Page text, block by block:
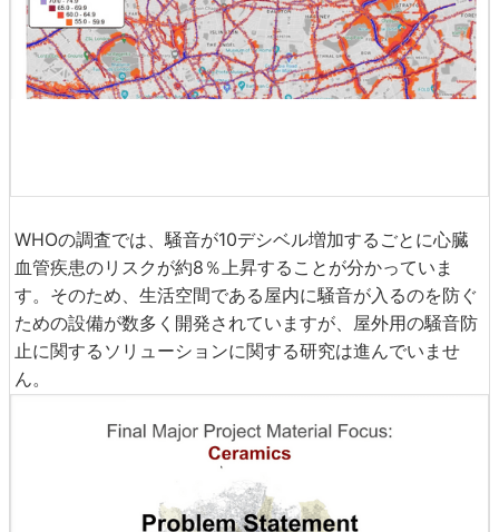
WHOの調査では、騒音が10デシベル増加するごとに心臓
血管疾患のリスクが約8％上昇することが分かっていま
す。そのため、生活空間である屋内に騒音が入るのを防ぐ
ための設備が数多く開発されていますが、屋外用の騒音防
止に関するソリューションに関する研究は進んでいませ
ん。